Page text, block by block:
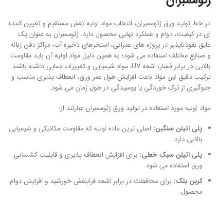
در خط تولید ورق ژئوممبران، انتخاب مواد اولیه نقش مستقیم و تعیین کننده
ای در کیفیت، دوام و عملکرد نهایی محصول دارد. ژئوممبران به عنوان یک
عایق نفوذناپذیر در پروژه های عمرانی، استخرهای ذخیره آب، مراکز دفن زباله
و صنایع مختلف استفاده می شود؛ به همین دلیل مواد اولیه آن باید مقاومت
بالایی در برابر فشار، اشعه UV، مواد شیمیایی و تغییرات دمایی داشته باشند.
ترکیب دقیق این مواد باعث افزایش طول عمر ورق، انعطاف پذیری مناسب و
جلوگیری از ترک خوردگی یا پوسیدگی در طول زمان می شود.
مواد اولیه مورد استفاده در تولید ورق ژئوممبران عبارتند از:
پلی اتیلن سنگین: اصلی ترین ماده اولیه که مقاومت مکانیکی و شیمیایی
بالایی دارد.
پلی اتیلن سبک خطی: برای افزایش انعطاف پذیری و قابلیت کشسانی
ورق استفاده می شود.
کربن بلک: برای محافظت در برابر اشعه فرابنفش خورشید و افزایش دوام
محصول.